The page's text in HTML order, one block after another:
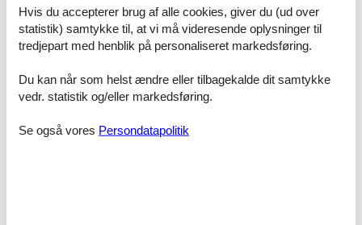
på din konto.
Hvis du sidder tilbage med spørgsmål eller specielle ønsker i
forbindelse med din søgning efter et privat udlejning af sommerhus
mail til info@feline.dk eller ring på 8724 2251.
Kundevurderinger af Feline Holidays
Hvis du accepterer brug af alle cookies, giver du (ud over
statistik) samtykke til, at vi må videresende oplysninger til
tredjepart med henblik på personaliseret markedsføring.
Du kan når som helst ændre eller tilbagekalde dit samtykke
vedr. statistik og/eller markedsføring.
Se også vores Persondatapolitik